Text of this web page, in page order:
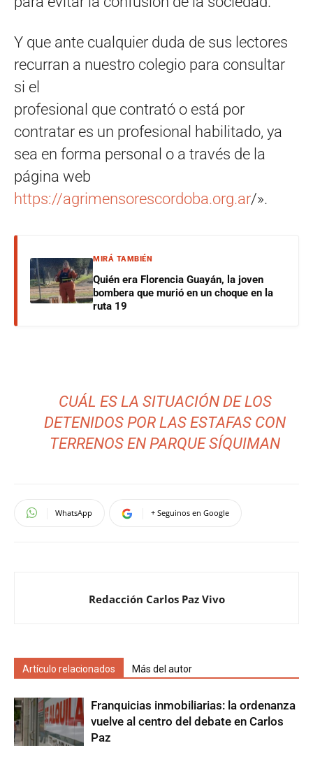
Y que ante cualquier duda de sus lectores
recurran a nuestro colegio para consultar
si el
profesional que contrató o está por
contratar es un profesional habilitado, ya
sea en forma personal o a través de la
página web
https://agrimensorescordoba.org.ar/».
MIRÁ TAMBIÉN
Quién era Florencia Guayán, la joven
bombera que murió en un choque en la
ruta 19
CUÁL ES LA SITUACIÓN DE LOS
DETENIDOS POR LAS ESTAFAS CON
TERRENOS EN PARQUE SÍQUIMAN
WhatsApp + Seguinos en Google
Redacción Carlos Paz Vivo
Artículo relacionados Más del autor
Franquicias inmobiliarias: la ordenanza
vuelve al centro del debate en Carlos
Paz